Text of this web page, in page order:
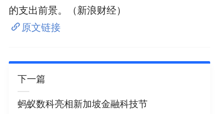
的支出前景。（新浪财经）
原文链接
下一篇
蚂蚁数科亮相新加坡金融科技节